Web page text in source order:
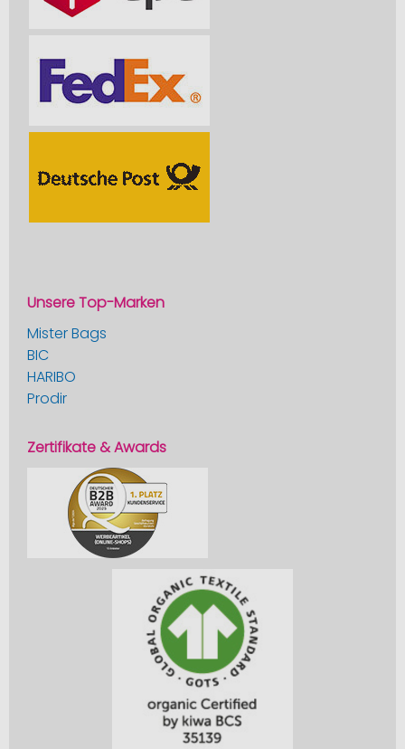
Unsere Top-Marken
Mister Bags
BIC
HARIBO
Prodir
Zertifikate & Awards